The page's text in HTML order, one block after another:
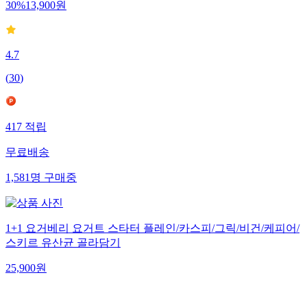
30%13,900원
4.7
(30)
417적립
무료배송
1,581명구매중
1+1 요거베리 요거트 스타터 플레인/카스피/그릭/비건/케피어/
스키르 유산균 골라담기
25,900원